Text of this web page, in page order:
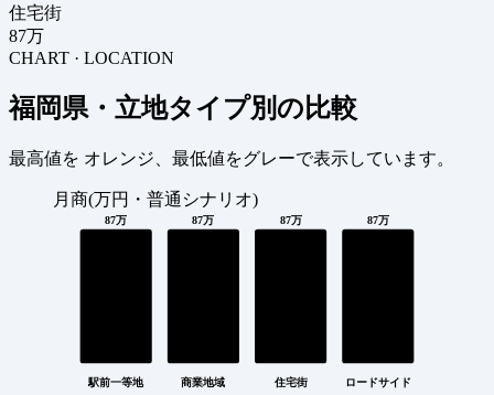
住宅街
87万
CHART · LOCATION
福岡県・立地タイプ別の比較
最高値を オレンジ 、最低値をグレーで表示しています。
月商(万円・普通シナリオ)
87万
駅前一等地
87万
商業地域
87万
住宅街
87万
ロードサイド